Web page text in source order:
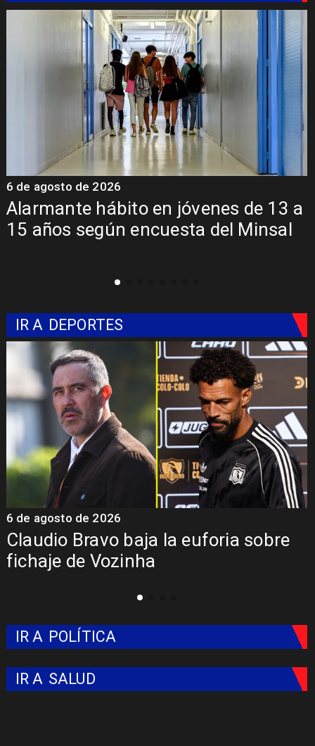
Alarmante hábito en jóvenes de 13 a
15 años según encuesta del Minsal
6 de agosto de 2026
IR A DEPORTES
Claudio Bravo baja la euforia sobre
fichaje de Vozinha
6 de agosto de 2026
IR A POLÍTICA
IR A SALUD